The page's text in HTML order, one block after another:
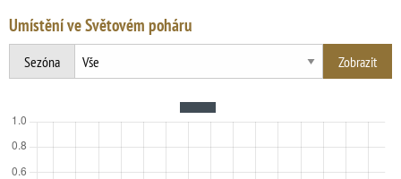
Umístění ve Světovém poháru
Sezóna